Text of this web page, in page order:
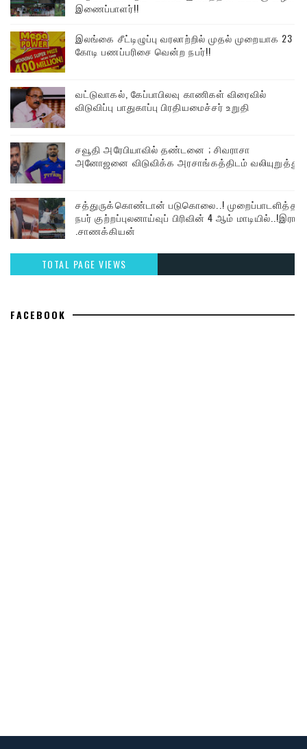
இணைப்பாளர்!!
இலங்கை சீட்டிழுப்பு வரலாற்றில் முதல் முறையாக 23
கோடி பணப்பரிசை வென்ற நபர்!!
வட்டுவாகல், கேப்பாபிலவு காணிகள் விரைவில்
விடுவிப்பு பாதுகாப்பு பிரதியமைச்சர் உறுதி
சவூதி அரேபியாவில் தண்டனை ; சிவராசா
அனோஜனை விடுவிக்க அரசாங்கத்திடம் வலியுறுத்து
சத்துருக்கொண்டான் படுகொலை..! முறைப்பாடளித்த
நபர் குற்றப்புலனாய்வுப் பிரிவின் 4 ஆம் மாடியில்..!இரா
.சாணக்கியன்
TOTAL PAGE VIEWS
FACEBOOK